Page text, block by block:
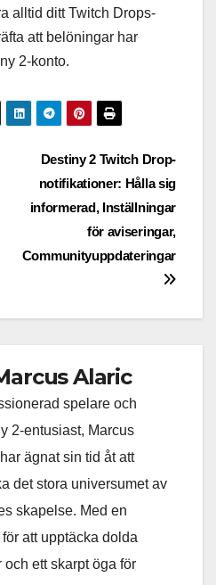
alltid ditt Twitch Drops-
att belöningar har
2-konto.
Destiny 2 Twitch Drop-
notifikationer: Hålla sig
informerad, Inställningar
för aviseringar,
Communityuppdateringar
Alaric
spelare och
2-entusiast, Marcus
ägnat sin tid åt att
det stora universumet av
skapelse. Med en
att upptäcka dolda
och ett skarpt öga för